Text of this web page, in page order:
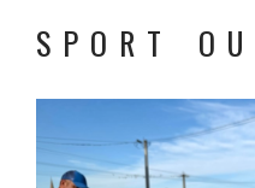
SPORT